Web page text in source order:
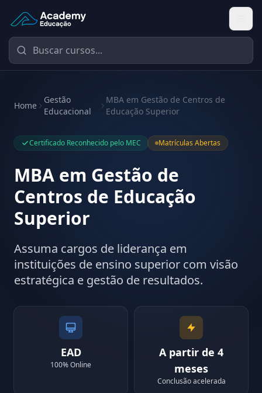
Academy Educação — Página Inicial
Home
Gestão
Educacional
MBA em Gestão de Centros de
Educação Superior
Certificado Reconhecido pelo MEC Matrículas Abertas
MBA em Gestão de
Centros de Educação
Superior
Assuma cargos de liderança em
instituições de ensino superior com visão
estratégica e gestão de resultados.
EAD
100% Online
A partir de 4
meses
Conclusão acelerada